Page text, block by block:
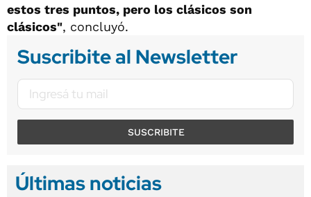
estos tres puntos, pero los clásicos son
clásicos", concluyó.
Suscribite al Newsletter
SUSCRIBITE
Últimas noticias